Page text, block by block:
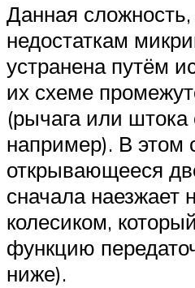
Данная
недостаткам
устранена путём
их схеме
(рычага или штока
например). В этом
открывающееся
сначала наезжает
колесиком,
функцию
ниже).